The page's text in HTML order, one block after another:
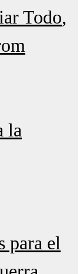
Todo
la
para el